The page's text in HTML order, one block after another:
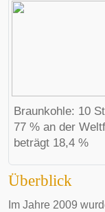
Braunkohle: 10
77 % an der
beträgt 18,4 %
Überblick
Im Jahre 2009